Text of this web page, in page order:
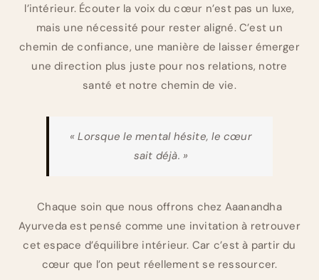
l’intérieur. Écouter la voix du cœur n’est pas un luxe,
mais une nécessité pour rester aligné. C’est un
chemin de confiance, une manière de laisser émerger
une direction plus juste pour nos relations, notre
santé et notre chemin de vie.
« Lorsque le mental hésite, le cœur
sait déjà. »
Chaque soin que nous offrons chez Aaanandha
Ayurveda est pensé comme une invitation à retrouver
cet espace d’équilibre intérieur. Car c’est à partir du
cœur que l’on peut réellement se ressourcer.